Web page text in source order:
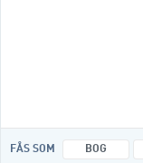
FÅS SOM BOG